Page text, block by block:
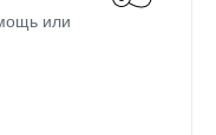
или